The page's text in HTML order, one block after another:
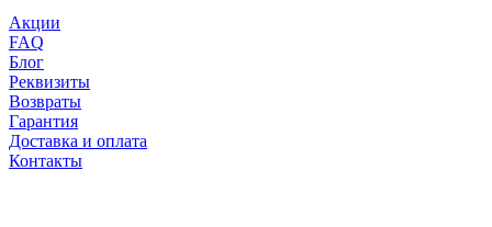
Акции
FAQ
Блог
Реквизиты
Возвраты
Гарантия
Доставка и оплата
Контакты